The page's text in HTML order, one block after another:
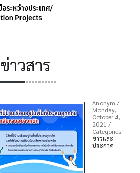
ข่าวสาร
Anonym /
Monday,
October 4,
2021 /
Categories:
ข่าวและ
ประกาศ